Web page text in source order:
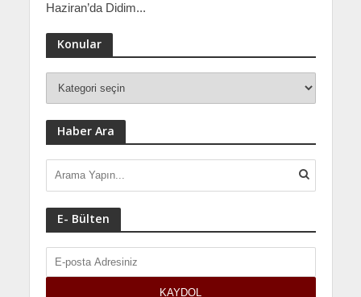
Haziran’da Didim...
Konular
Haber Ara
E- Bülten